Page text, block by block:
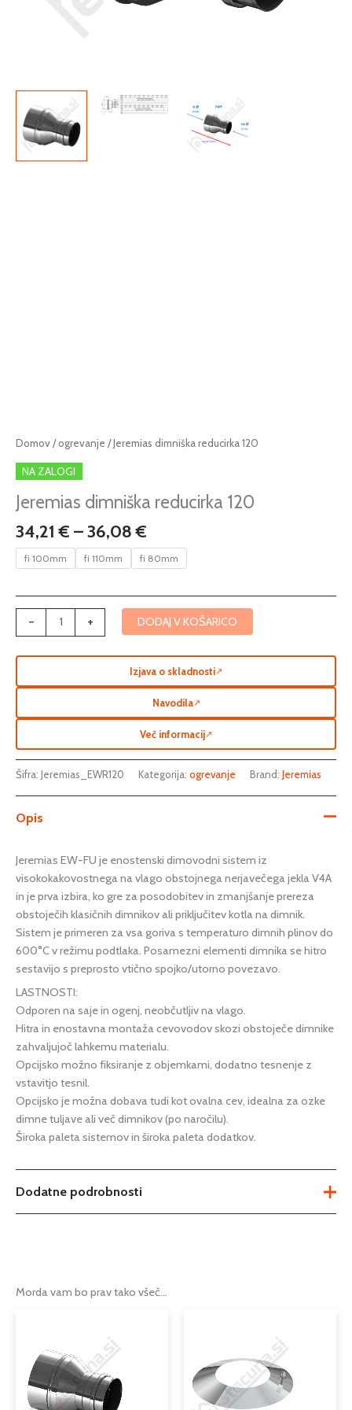
Domov/ogrevanje / Jeremias dimniška reducirka 120
NA ZALOGI
Jeremias dimniška reducirka 120
34,21€ –36,08€
Cenovni
34,21 €
do
fi 100mm fi 110mm fi 80mm
-
Jeremias
dimniška
reducirka
120
količina
+ DODAJ V KOŠARICO
Izjava o skladnosti↗
Navodila↗
Več informacij↗
Šifra: Jeremias_EWR120 Kategorija: ogrevanje Brand: Jeremias
Opis
Jeremias EW-FU je enostenski dimovodni sistem iz
visokokakovostnega na vlago obstojnega nerjavečega jekla V4A
in je prva izbira, ko gre za posodobitev in zmanjšanje prereza
obstoječih klasičnih dimnikov ali priključitev kotla na dimnik.
Sistem je primeren za vsa goriva s temperaturo dimnih plinov do
600°C v režimu podtlaka. Posamezni elementi dimnika se hitro
sestavijo s preprosto vtično spojko/utorno povezavo.
LASTNOSTI:
Odporen na saje in ogenj, neobčutljiv na vlago.
Hitra in enostavna montaža cevovodov skozi obstoječe dimnike
zahvaljujoč lahkemu materialu.
Opcijsko možno fiksiranje z objemkami, dodatno tesnenje z
vstavitjo tesnil.
Opcijsko je možna dobava tudi kot ovalna cev, idealna za ozke
dimne tuljave ali več dimnikov (po naročilu).
Široka paleta sistemov in široka paleta dodatkov.
Dodatne podrobnosti
Serija
Podkategorija1
Morda vam bo prav tako všeč…